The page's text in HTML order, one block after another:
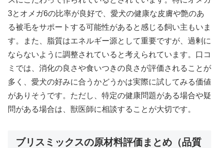
3とオメガ6の比率が良好で、愛犬の健康な皮膚や艶のあ
る被毛をサポートする可能性があると感じる飼い主もいま
す。また、脂質はエネルギー源として重要ですが、過剰に
ならないように調整されていると考えられています。口コ
ミでは、消化の良さや食いつきの良さが評価されることが
多く、愛犬の好みに合うかどうかは実際に試してみる価値
がありそうです。ただし、特定の健康問題がある場合や疑
問がある場合は、獣医師に相談することが大切です。
ブリスミックスの原材料評価まとめ（品質